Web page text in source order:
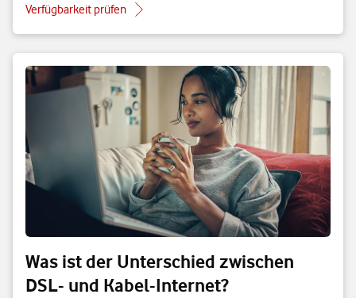
Verfügbarkeit prüfen
Was ist der Unterschied zwischen
DSL- und Kabel-Internet?